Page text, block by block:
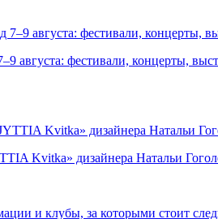
августа: фестивали, концерты,
Kvitka» дизайнера Натальи